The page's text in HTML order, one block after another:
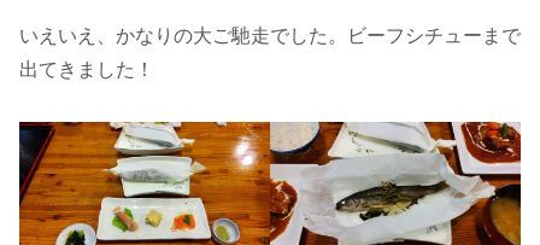
いえいえ、かなりの大ご馳走でした。ビーフシチューまで
出てきました！